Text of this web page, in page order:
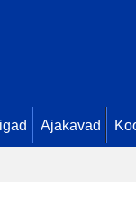
Ajakavad
(